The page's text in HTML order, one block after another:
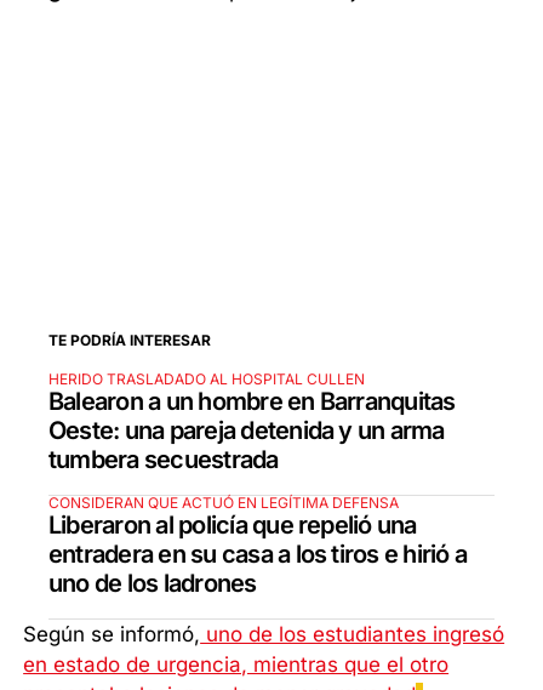
TE PODRÍA INTERESAR
HERIDO TRASLADADO AL HOSPITAL CULLEN
Balearon a un hombre en Barranquitas
Oeste: una pareja detenida y un arma
tumbera secuestrada
CONSIDERAN QUE ACTUÓ EN LEGÍTIMA DEFENSA
Liberaron al policía que repelió una
entradera en su casa a los tiros e hirió a
uno de los ladrones
Según se informó, uno de los estudiantes ingresó
en estado de urgencia, mientras que el otro